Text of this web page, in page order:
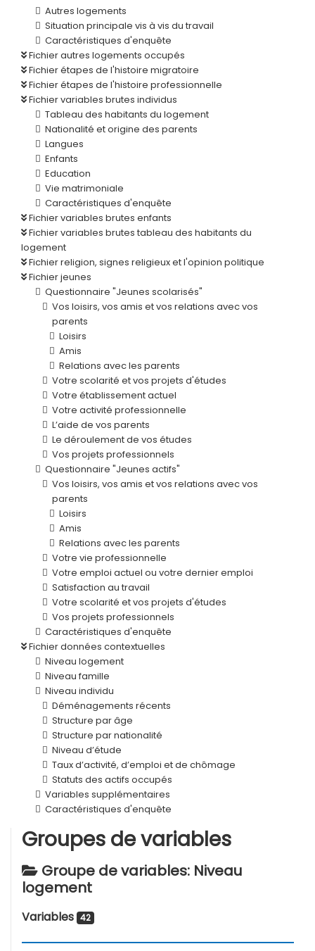
Autres logements
Situation principale vis à vis du travail
Caractéristiques d'enquête
Fichier autres logements occupés
Fichier étapes de l'histoire migratoire
Fichier étapes de l'histoire professionnelle
Fichier variables brutes individus
Tableau des habitants du logement
Nationalité et origine des parents
Langues
Enfants
Education
Vie matrimoniale
Caractéristiques d'enquête
Fichier variables brutes enfants
Fichier variables brutes tableau des habitants du
logement
Fichier religion, signes religieux et l'opinion politique
Fichier jeunes
Questionnaire "Jeunes scolarisés"
Vos loisirs, vos amis et vos relations avec vos
parents
Loisirs
Amis
Relations avec les parents
Votre scolarité et vos projets d'études
Votre établissement actuel
Votre activité professionnelle
L’aide de vos parents
Le déroulement de vos études
Vos projets professionnels
Questionnaire "Jeunes actifs"
Vos loisirs, vos amis et vos relations avec vos
parents
Loisirs
Amis
Relations avec les parents
Votre vie professionnelle
Votre emploi actuel ou votre dernier emploi
Satisfaction au travail
Votre scolarité et vos projets d'études
Vos projets professionnels
Caractéristiques d'enquête
Fichier données contextuelles
Niveau logement
Niveau famille
Niveau individu
Déménagements récents
Structure par âge
Structure par nationalité
Niveau d’étude
Taux d’activité, d’emploi et de chômage
Statuts des actifs occupés
Variables supplémentaires
Caractéristiques d'enquête
Groupes de variables
Groupe de variables: Niveau
logement
Variables 42